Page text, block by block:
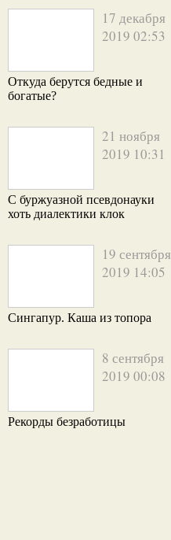
17 декабря
2019 02:53
Откуда берутся бедные и
богатые?
21 ноября
2019 10:31
С буржуазной псевдонауки
хоть диалектики клок
19 сентября
2019 14:05
Сингапур. Каша из топора
8 сентября
2019 00:08
Рекорды безработицы